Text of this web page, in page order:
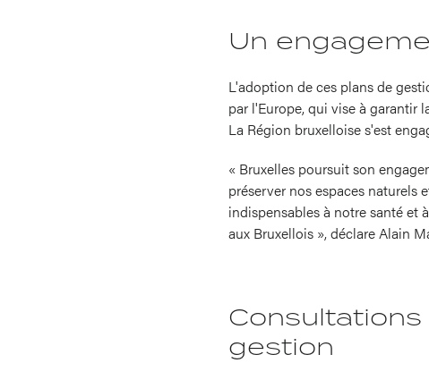
Un
L'adoption de ces plans de
par l'Europe, qui vise à garantir
La Région bruxelloise s'est
« Bruxelles poursuit son
préserver nos espaces
indispensables à notre santé et
aux Bruxellois », déclare Alain
gestion